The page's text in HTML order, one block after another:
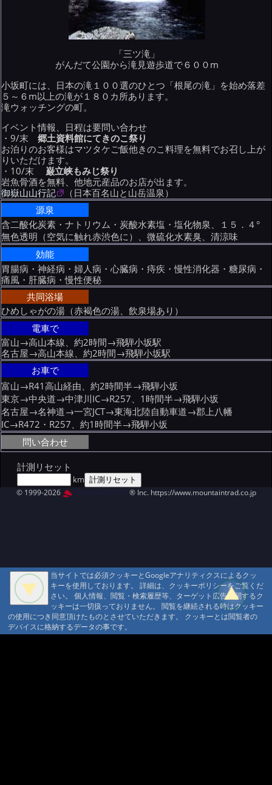
「三ツ滝」
がんだて公園から滝見遊歩道で６００m
小坂町には、日本の滝１００選のひとつ「根尾の滝」を始め落差
５～６m以上の滝が１８０カ所あります。
滝ウォッチングの町。
イベント情報、日程は要問い合わせ
・9/末郷土資料館にてきのこ祭り
お泊りのお客様はマツタケご飯他きのこ料理を無料でお召し上が
りいただけます。
・10/末 巌立峡もみじ祭り
岩魚骨酒を無料、他地元産品のお店が出ます。
御嶽山山行記
（日本百名山と山岳温泉）
源泉
含二酸化炭素・ナトリウム・炭酸水素塩・塩化物泉、１５．４°
無色透明（空気に触れ赤渋色に）、微硫化水素臭、清涼味
効能
胃腸病・神経病・婦人病・心臓病・痔疾・慢性消化器・糖尿病・
痛風・肝臓病・慢性便秘
共同浴場
ひめしゃがの湯（赤褐色の湯、飲泉場あり）
電車で
富山→高山本線、約2時間→飛騨小坂駅
名古屋→高山本線、約2時間→飛騨小坂駅
お車で
富山→R41高山経由、約2時間半→飛騨小坂
東京→中央道→中津川IC→R257、1時間半→飛騨小坂
名古屋→名神道→一宮JCT→東海北陸自動車道→郡上八幡
IC→R472・R257、約1時間半→飛騨小坂
問い合わせ
計測リセット
km
© 1999-2026 MountAin TRAD ® Inc. https://www.mountaintrad.co.jp
当サイトでは必須クッキーとGoogleアナリティクスによるクッ
キーを使用しております。 詳細は、クッキーポリシーをご覧くだ
さい。 個人情報、閲覧・検索履歴等、ターゲット広告に関するク
ッキーは一切扱っておりません。 閲覧を継続される時はクッキー
の使用につき同意頂けたものとさせていただきます。 クッキーとは閲覧者の
デバイスに格納するデータの事です。